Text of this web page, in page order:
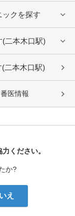
ックを探す
二本木口駅)
二本木口駅)
医情報
ください。
か?
え